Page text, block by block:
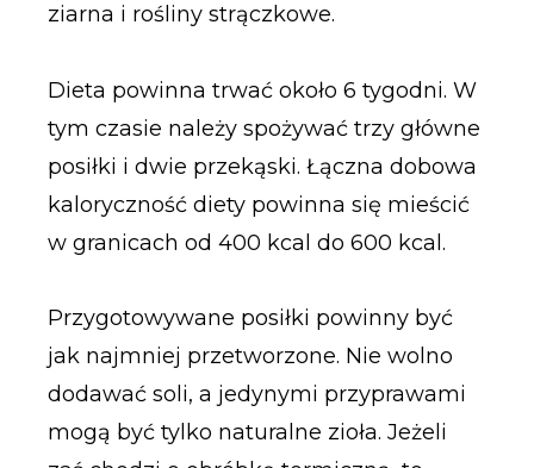
ziarna i rośliny strączkowe.
Dieta powinna trwać około 6 tygodni. W
tym czasie należy spożywać trzy główne
posiłki i dwie przekąski. Łączna dobowa
kaloryczność diety powinna się mieścić
w granicach od 400 kcal do 600 kcal.
Przygotowywane posiłki powinny być
jak najmniej przetworzone. Nie wolno
dodawać soli, a jedynymi przyprawami
mogą być tylko naturalne zioła. Jeżeli